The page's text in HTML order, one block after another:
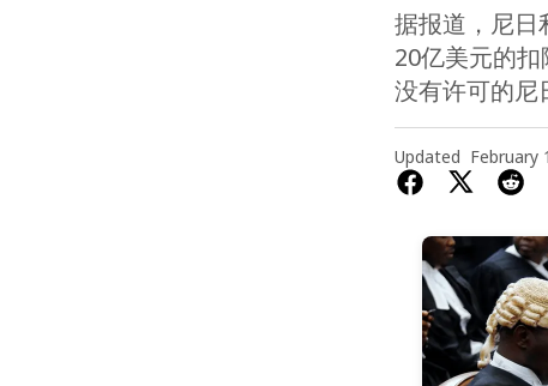
据报道，尼日
20亿美元的
没有许可的尼
Updated February